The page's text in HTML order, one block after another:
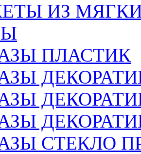
ИЗ
ПЛАСТИК
СТЕКЛО